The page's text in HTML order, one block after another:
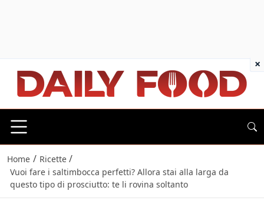
Home / Ricette /
Vuoi fare i saltimbocca perfetti? Allora stai alla larga da
questo tipo di prosciutto: te li rovina soltanto
×